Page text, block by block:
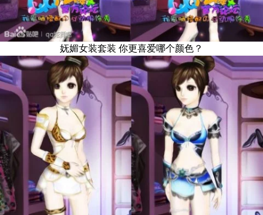
妩媚女装套装 你更喜爱哪个颜色？